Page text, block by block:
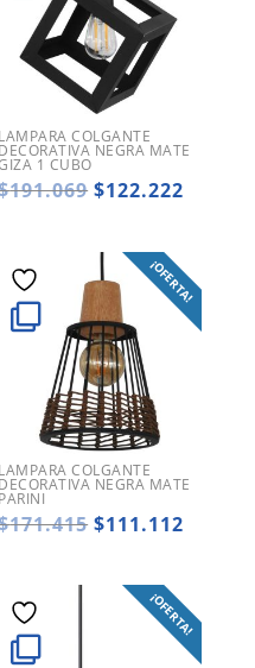
LAMPARA COLGANTE
DECORATIVA NEGRA MATE
1 CUBO
191.069 El
era:
$191.069.
$122.222
¡OFERTA!
LAMPARA COLGANTE
DECORATIVA NEGRA MATE
PARINI
171.415 El
era:
$171.415.
$111.112
¡OFERTA!